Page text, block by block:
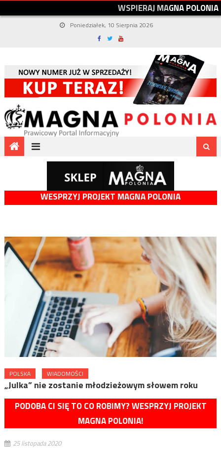
WSPIERAJMAGNAPOLONIA
Poniedziałek, 10 Sierpnia 2026
WESPRZYJ PROJEKT MAGNA POLONIA
POLSKA WIADOMOŚCI
„Julka” nie zostanie młodzieżowym słowem roku
PODOBA CI SIĘ TO CO ROBIMY? WESPRZYJ PROJEKT
MAGNA POLONIA!
25 listopada 2020